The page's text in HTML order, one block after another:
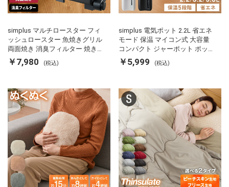
simplus マルチロースター フィ
ッシュロースター 魚焼きグリル
両面焼き 消臭フィルター 焼き魚
両面ヒーター タイマー付き SP-
FRS01 マットブラック シンプラ
￥7,980 (税込)
simplus 電気ポット 2.2L 省エネ
モード 保温 マイコン式 大容量
コンパクト ジャーポット ポット
カルキ抜き 空焚き防止 温度調節
軽量 SP-PD22 シンプラス
￥5,999 (税込)